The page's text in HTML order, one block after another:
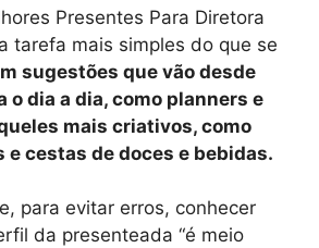
Presentes Para Diretora
tarefa mais simples do que se
sugestões que vão desde
o dia a dia, como planners e
mais criativos, como
e cestas de doces e bebidas.
para evitar erros, conhecer
da presenteada “é meio